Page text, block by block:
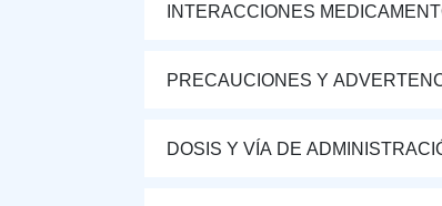
INTERACCIONES
PRECAUCIONES Y
DOSIS Y VÍA DE